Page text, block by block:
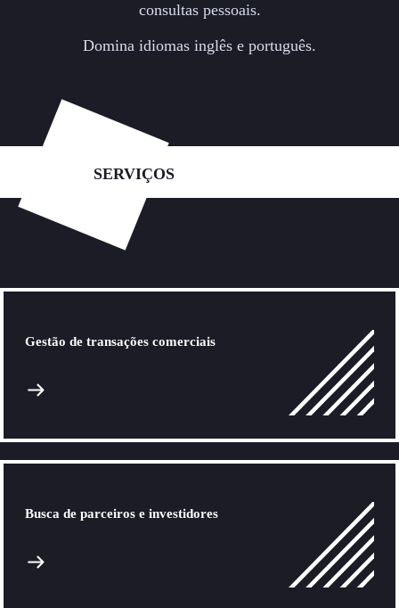
consultas pessoais.
Domina idiomas inglês e português.
SERVIÇOS
Gestão de transações comerciais
Busca de parceiros e investidores